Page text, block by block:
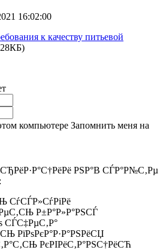
16:02:00
к качеству питьевой
компьютере Запомнить меня на
РЅР°В СЃР°Р№С‚Рµ
СѓСЃР»СѓРіРё
Р±Р°Р»Р°РЅСЃ
СЃС‡РµС‚Р°
РїРѕРєР°Р·Р°РЅРёСЏ
РєРІРёС‚Р°РЅС†РёСЋ